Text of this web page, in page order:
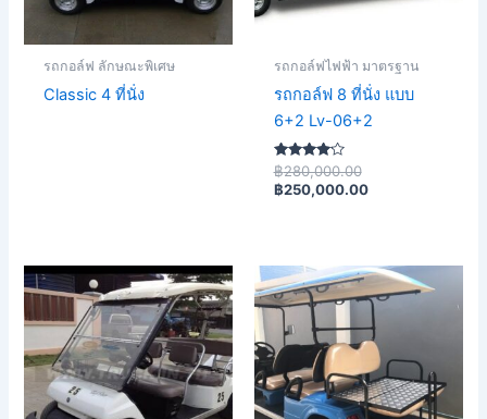
รถกอล์ฟ ลักษณะพิเศษ
Classic 4 ที่นั่ง
รถกอล์ฟไฟฟ้า มาตรฐาน
รถกอล์ฟ 8 ที่นั่ง แบบ
6+2 Lv-06+2
ให้
คะแนน
4.00
฿280,000.00
฿250,000.00